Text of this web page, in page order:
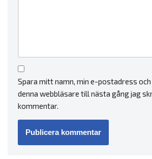
Spara mitt namn, min e-postadress
denna webbläsare till nästa gång jag
kommentar.